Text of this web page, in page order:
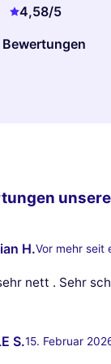
4,58/5
Bewertungen
H.Vor mehr seit
nett . Sehr
S.15. Februar